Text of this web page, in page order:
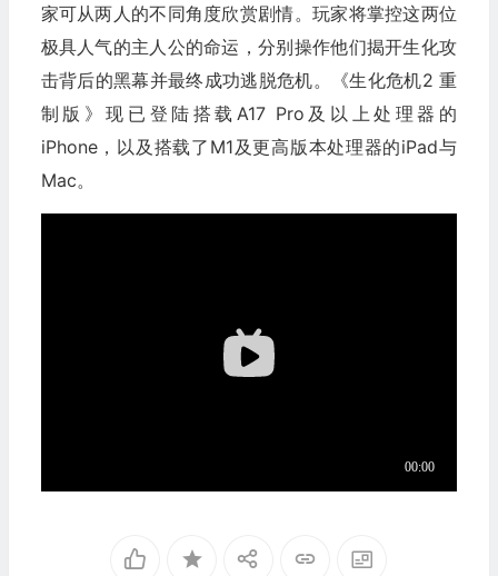
家可从两人的不同角度欣赏剧情。玩家将掌控这两位
极具人气的主人公的命运，分别操作他们揭开生化攻
击背后的黑幕并最终成功逃脱危机。《生化危机2 重
制版》现已登陆搭载A17 Pro及以上处理器的
iPhone，以及搭载了M1及更高版本处理器的iPad与
Mac。